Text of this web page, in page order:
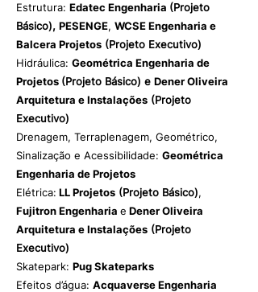
Estrutura: Edatec Engenharia (Projeto
Básico), PESENGE, WCSE Engenharia e
Balcera Projetos (Projeto Executivo)
Hidráulica: Geométrica Engenharia de
Projetos (Projeto Básico) e Dener Oliveira
Arquitetura e Instalações (Projeto
Executivo)
Drenagem, Terraplenagem, Geométrico,
Sinalização e Acessibilidade: Geométrica
Engenharia de Projetos
Elétrica: LL Projetos (Projeto Básico),
Fujitron Engenharia e Dener Oliveira
Arquitetura e Instalações (Projeto
Executivo)
Skatepark: Pug Skateparks
Efeitos d’água: Acquaverse Engenharia